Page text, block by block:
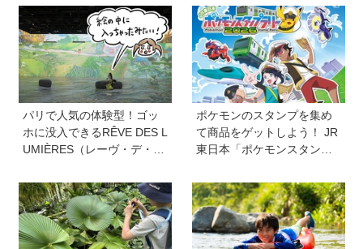
人1名で小学生以下は2名ま
で無料
ろをチェックしてきました
パリで人気の体験型！ゴッ
ホに没入できるRÊVE DES L
UMIÈRES（レーヴ・デ・リ
どもと一緒に大満喫してき
ました！【ゆる〜く楽しむ
美術案内】
ポケモンのスタンプを集め
て商品をゲットしよう！ JR
東日本「ポケモンスタンプ
（木）から首都圏36駅で開
催